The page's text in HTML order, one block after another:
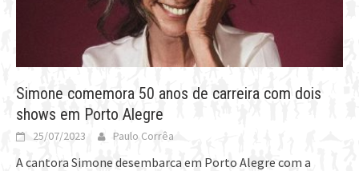
Simone comemora 50 anos de carreira com dois
shows em Porto Alegre
25/07/2023 Paulo Corrêa
A cantora Simone desembarca em Porto Alegre com a